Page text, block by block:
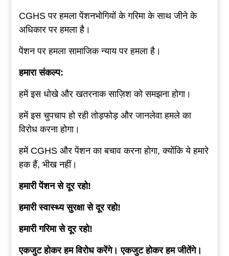
CGHS पर हमला पेंशनभोगियों के गरिमा के साथ जीने के
अधिकार पर हमला है।
पेंशन पर हमला सामाजिक न्याय पर हमला है।
हमारा संकल्प:
हमें इस धोखे और खतरनाक साज़िश को समझना होगा।
हमें इस चुपचाप हो रही तोड़फोड़ और जानलेवा हमले का
विरोध करना होगा।
हमें CGHS और पेंशन का बचाव करना होगा, क्योंकि ये हमारे
हक हैं, भीख नहीं।
हमारी पेंशन से दूर रहो!
हमारी स्वास्थ्य सुरक्षा से दूर रहो!
हमारी गरिमा से दूर रहो!
एकजुट होकर हम विरोध करेंगे।एकजुट होकर हम जीतेंगे।